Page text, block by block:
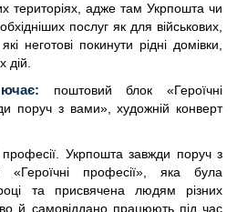
територіях, адже там Укрпошта чи
послуг як для військових,
неготові покинути рідні домівки,
дій.
поштовий блок «Героїчні
поруч з вами», художній конверт
Укрпошта завжди поруч з
професії», яка була
та присвячена людям різних
й самовіддано працюють під час